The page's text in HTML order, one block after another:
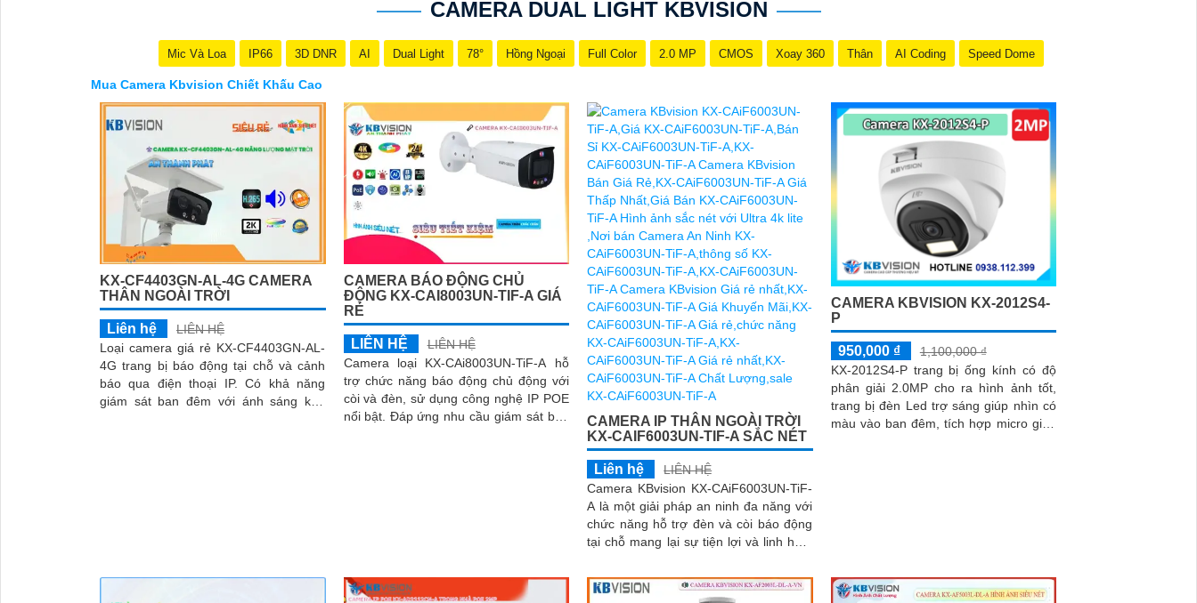
CAMERA DUAL LIGHT KBVISION
Mic Và Loa IP66 3D DNR AI Dual Light 78° Hồng Ngoại Full Color 2.0 MP CMOS Xoay 360 Thân AI Coding Speed Dome
Mua Camera Kbvision Chiết Khấu Cao
KX-CF4403GN-AL-4G CAMERA
THÂN NGOÀI TRỜI
Liên hệ
LIÊN HỆ
Loại camera giá rẻ KX-CF4403GN-AL-
4G trang bị báo động tại chỗ và cảnh
báo qua điện thoại IP. Có khả năng
giám sát ban đêm với ánh sáng kép
CAMERA BÁO ĐỘNG CHỦ
ĐỘNG KX-CAI8003UN-TIF-A GIÁ
RẺ
LIÊN HỆ
LIÊN HỆ
Camera loại KX-CAi8003UN-TiF-A hỗ
trợ chức năng báo động chủ động với
còi và đèn, sử dụng công nghệ IP POE
nổi bật. Đáp ứng nhu cầu giám sát ban
CAMERA IP THÂN NGOÀI TRỜI
KX-CAIF6003UN-TIF-A SẮC NÉT
Liên hệ
LIÊN HỆ
Camera KBvision KX-CAiF6003UN-TiF-
A là một giải pháp an ninh đa năng với
chức năng hỗ trợ đèn và còi báo động
tại chỗ mang lại sự tiện lợi và linh hoạt
CAMERA KBVISION KX-2012S4-
P
950,000 ₫
1,100,000 ₫
KX-2012S4-P trang bị ống kính có độ
phân giải 2.0MP cho ra hình ảnh tốt,
trang bị đèn Led trợ sáng giúp nhìn có
màu vào ban đêm, tích hợp micro giúp